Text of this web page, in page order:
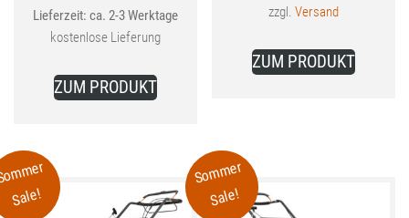
849,00 €
Preis
599,00 €.
Lieferzeit: ca. 2-3 Werktage
kostenlose Lieferung
ZUM PRODUKT
zzgl.Versand
ZUM PRODUKTProdukt
Sale!
Sommer
Sale!